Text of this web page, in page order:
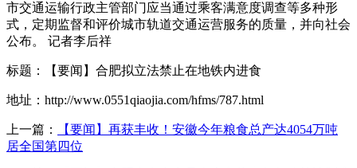
市交通运输行政主管部门应当通过乘客满意度调查等多种形
式，定期监督和评价城市轨道交通运营服务的质量，并向社会
公布。 记者李后祥
标题：【要闻】合肥拟立法禁止在地铁内进食
地址：http://www.0551qiaojia.com/hfms/787.html
上一篇：
【要闻】再获丰收！安徽今年粮食总产达4054万吨
居全国第四位